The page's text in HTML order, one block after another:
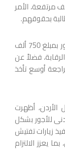
مرتفعة، الأمر
بحقوقهم.
وتضيف أن المرسوم الذي حدد الحد الأدنى للأجور بمبلغ 750 ألف
فضلاً عن
أوسع تأخذ
أظهرت
للأجور بشكل
زيارات تفتيش
يعزز الالتزام